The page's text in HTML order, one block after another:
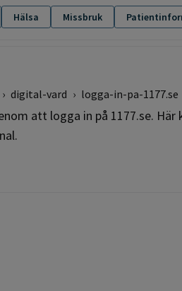
Hälsa Missbruk
› digital-vard › logga-in-pa-1177.se
att logga in på 1177.se.